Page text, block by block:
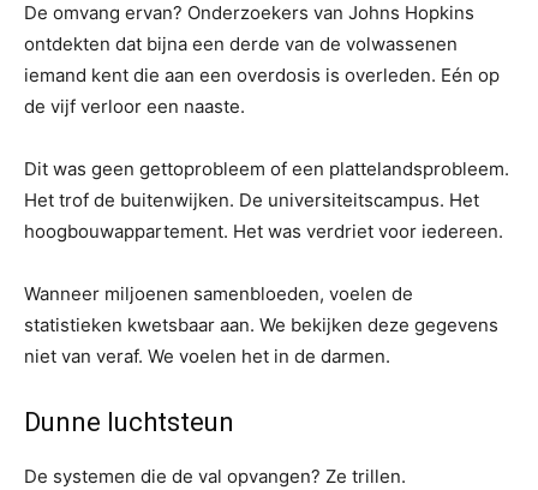
De omvang ervan? Onderzoekers van Johns Hopkins
ontdekten dat bijna een derde van de volwassenen
iemand kent die aan een overdosis is overleden. Eén op
de vijf verloor een naaste.
Dit was geen gettoprobleem of een plattelandsprobleem.
Het trof de buitenwijken. De universiteitscampus. Het
hoogbouwappartement. Het was verdriet voor iedereen.
Wanneer miljoenen samenbloeden, voelen de
statistieken kwetsbaar aan. We bekijken deze gegevens
niet van veraf. We voelen het in de darmen.
Dunne luchtsteun
De systemen die de val opvangen? Ze trillen.